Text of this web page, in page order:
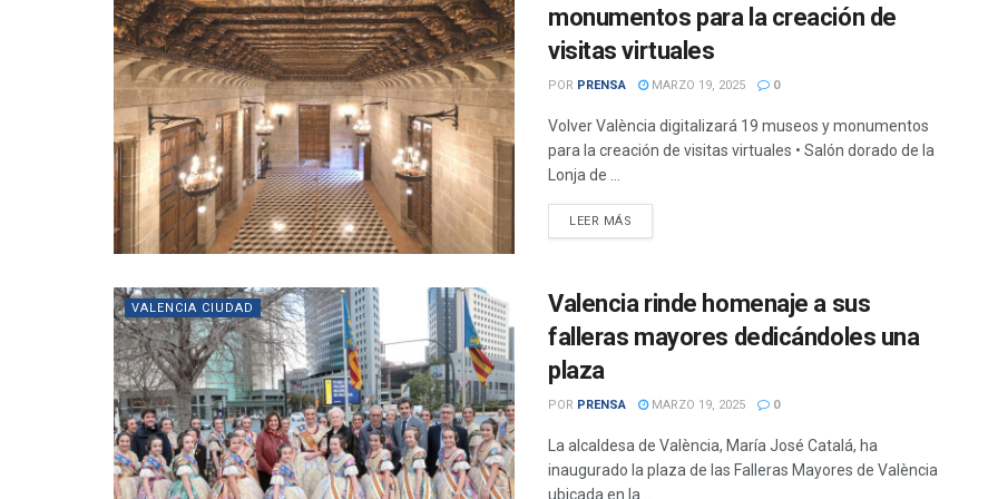
monumentos para la creación de
visitas virtuales
POR PRENSA MARZO 19, 2025 0
Volver València digitalizará 19 museos y monumentos
para la creación de visitas virtuales • Salón dorado de la
Lonja de ...
LEER MÁS
VALENCIA CIUDAD
Valencia rinde homenaje a sus
falleras mayores dedicándoles una
plaza
POR PRENSA MARZO 19, 2025 0
La alcaldesa de València, María José Catalá, ha
inaugurado la plaza de las Falleras Mayores de València
ubicada en la ...